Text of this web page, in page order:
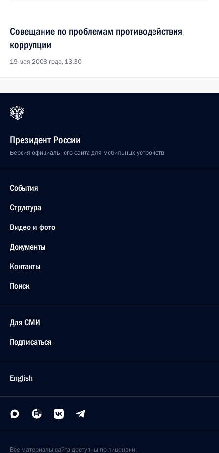
Совещание по проблемам противодействия
коррупции
19 мая 2008 года, 13:30
Президент России
Версия официального сайта для мобильных устройств
События
Структура
Видео и фото
Документы
Контакты
Поиск
Для СМИ
Подписаться
English
Все материалы сайта доступны по лицензии: